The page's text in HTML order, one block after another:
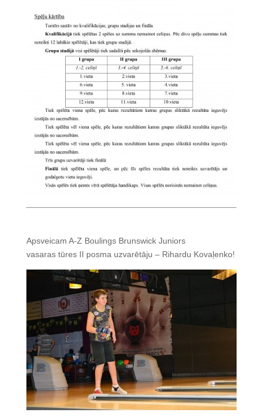
Apsveicam A-Z Boulings Brunswick Juniors
vasaras tūres II posma uzvarētāju – Rihardu Kovaļenko!